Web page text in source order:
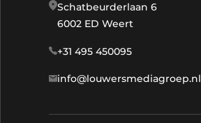
Schatbeurderlaan 6
6002 ED Weert
+31 495 450095
info@louwersmediagroep.nl